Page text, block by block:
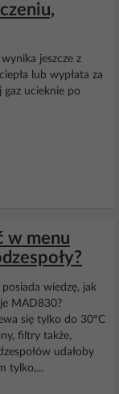
jeszcze z
ciepła lub wypłata za
gaz ucieknie po
w menu
wiedzę, jak
MAD830?
się tylko do 30°C
filtry także,
udałoby
tylko,...